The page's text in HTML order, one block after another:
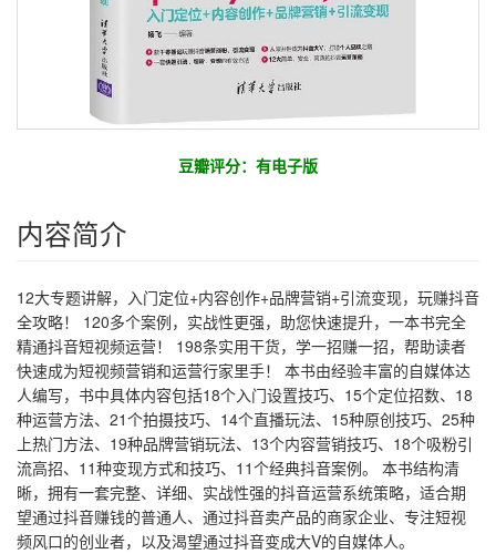
豆瓣评分：有电子版
内容简介
12大专题讲解，入门定位+内容创作+品牌营销+引流变现，玩赚抖音
全攻略！ 120多个案例，实战性更强，助您快速提升，一本书完全
精通抖音短视频运营！ 198条实用干货，学一招赚一招，帮助读者
快速成为短视频营销和运营行家里手！ 本书由经验丰富的自媒体达
人编写，书中具体内容包括18个入门设置技巧、15个定位招数、18
种运营方法、21个拍摄技巧、14个直播玩法、15种原创技巧、25种
上热门方法、19种品牌营销玩法、13个内容营销技巧、18个吸粉引
流高招、11种变现方式和技巧、11个经典抖音案例。 本书结构清
晰，拥有一套完整、详细、实战性强的抖音运营系统策略，适合期
望通过抖音赚钱的普通人、通过抖音卖产品的商家企业、专注短视
频风口的创业者，以及渴望通过抖音变成大V的自媒体人。